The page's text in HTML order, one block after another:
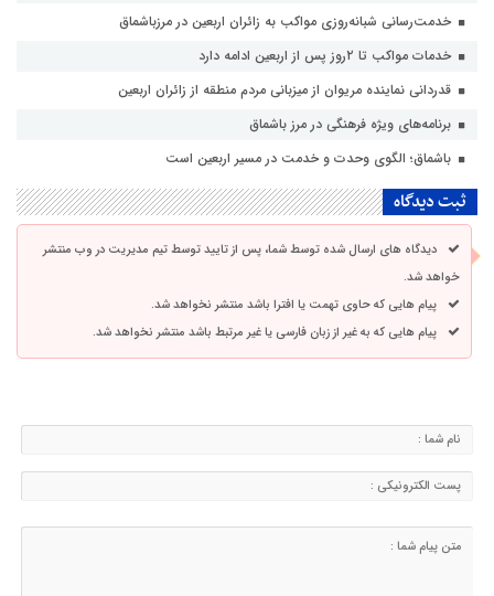
خدمت‌رسانی شبانه‌روزی مواکب به زائران اربعین در مرزباشماق
خدمات مواکب تا ۲روز پس از اربعین ادامه دارد
قدردانی نماینده مریوان از میزبانی مردم منطقه از زائران اربعین
برنامه‌های ویژه فرهنگی در مرز باشماق
باشماق؛ الگوی وحدت و خدمت در مسیر اربعین است
ثبت دیدگاه
دیدگاه های ارسال شده توسط شما، پس از تایید توسط تیم مدیریت در وب منتشر
خواهد شد.
پیام هایی که حاوی تهمت یا افترا باشد منتشر نخواهد شد.
پیام هایی که به غیر از زبان فارسی یا غیر مرتبط باشد منتشر نخواهد شد.